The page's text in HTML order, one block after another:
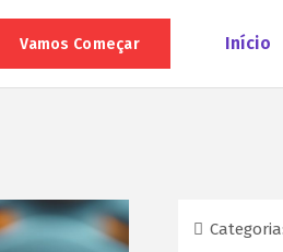
Vamos Começar Início
Categoria: